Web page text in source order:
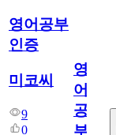
영어공부
인증
미코씨
9
0
영
어
공
부